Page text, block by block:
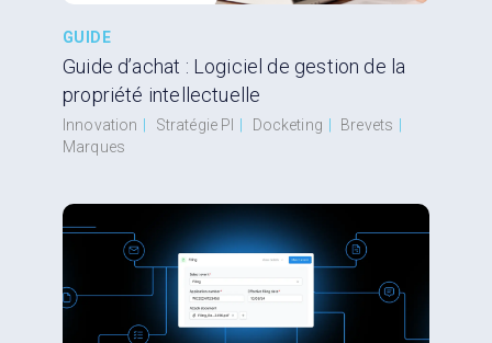
GUIDE
Guide d’achat : Logiciel de gestion de la
propriété intellectuelle
Innovation Stratégie PI Docketing Brevets
Marques